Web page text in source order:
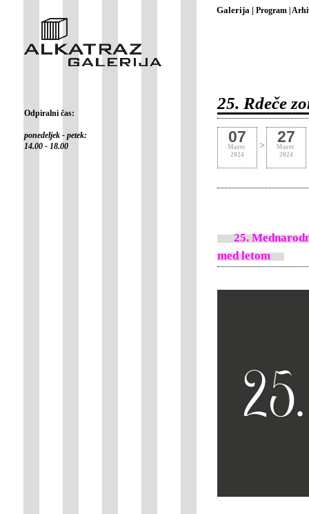
Galerija | Program |
Odpiralni čas:
ponedeljek - petek:
14.00 - 18.00
25. Rdeče
07
Marec
2024
> 27
Marec
2024
25. Mednarodni
med letom